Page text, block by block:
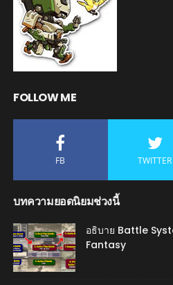
FOLLOW ME
FB TWITTER
บทความยอดนิยมช่วงนี้
อธิบาย Battle
Fantasy